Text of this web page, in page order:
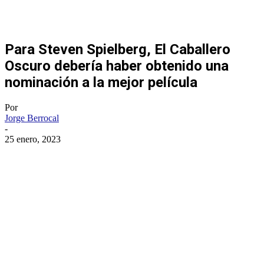
Para Steven Spielberg, El Caballero
Oscuro debería haber obtenido una
nominación a la mejor película
Por
Jorge Berrocal
-
25 enero, 2023